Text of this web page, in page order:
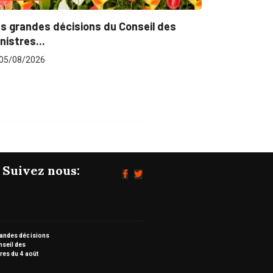
grandes décisions du Conseil des
08/2026
Suivez nous:
décisions
des
du 4 août